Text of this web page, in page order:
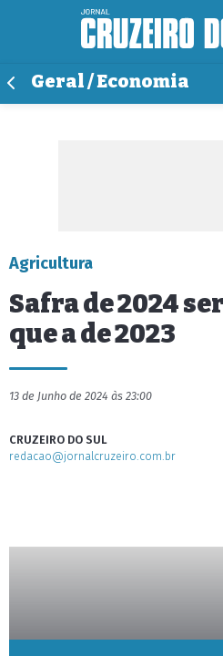
Geral / Economia
Agricultura
Safra de 2024
que a de 2023
13 de Junho de 2024 às 23:00
CRUZEIRO DO SUL
redacao@jornalcruzeiro.com.br